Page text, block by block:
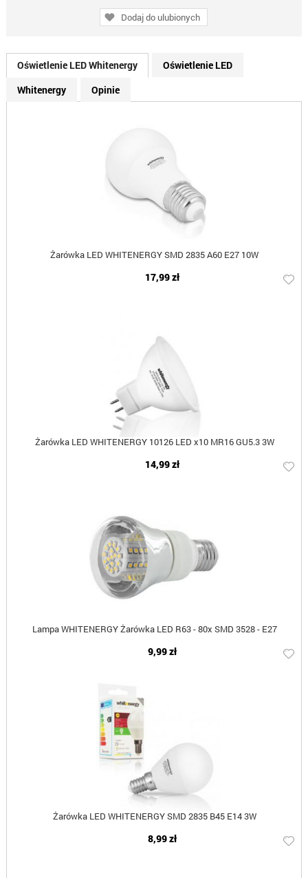
Dodaj do ulubionych
Oświetlenie LED Whitenergy
Oświetlenie LED
Whitenergy
Opinie
Żarówka LED WHITENERGY SMD 2835 A60 E27 10W
17,99 zł
Żarówka LED WHITENERGY 10126 LED x10 MR16 GU5.3 3W
14,99 zł
Lampa WHITENERGY Żarówka LED R63 - 80x SMD 3528 - E27
9,99 zł
Żarówka LED WHITENERGY SMD 2835 B45 E14 3W
8,99 zł